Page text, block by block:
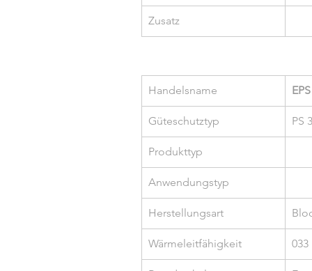
Zusatz
Handelsname
Güteschutztyp PS
Produkttyp
Anwendungstyp
Herstellungsart
Wärmeleitfähigkeit 033